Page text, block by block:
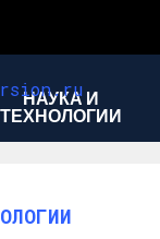
НАУКА И
ТЕХНОЛОГИИ